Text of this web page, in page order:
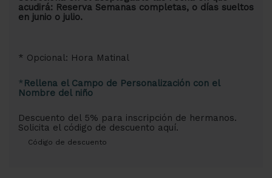
acudirá: Reserva Semanas completas, o días sueltos
en junio o julio.
* Opcional: Hora Matinal
*Rellena el Campo de Personalización con el
Nombre del niño
Descuento del 5% para inscripción de hermanos.
Solicita el código de descuento aquí.
Código de descuento